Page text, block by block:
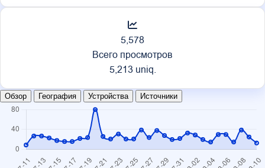
5,578
Всего просмотров
5,213 uniq.
Обзор География Устройства Источники